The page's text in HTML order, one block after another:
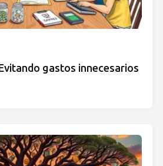
gastos innecesarios